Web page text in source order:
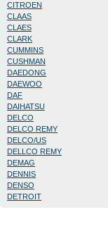
CITROEN
CLAAS
CLAES
CLARK
CUMMINS
CUSHMAN
DAEDONG
DAEWOO
DAF
DAIHATSU
DELCO
DELCO REMY
DELCO/US
DELLCO REMY
DEMAG
DENNIS
DENSO
DETROIT